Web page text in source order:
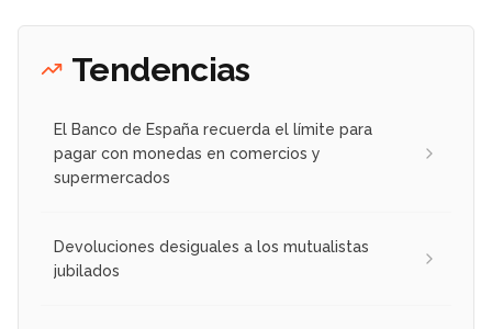
Tendencias
El Banco de España recuerda el límite para
pagar con monedas en comercios y
supermercados
Devoluciones desiguales a los mutualistas
jubilados